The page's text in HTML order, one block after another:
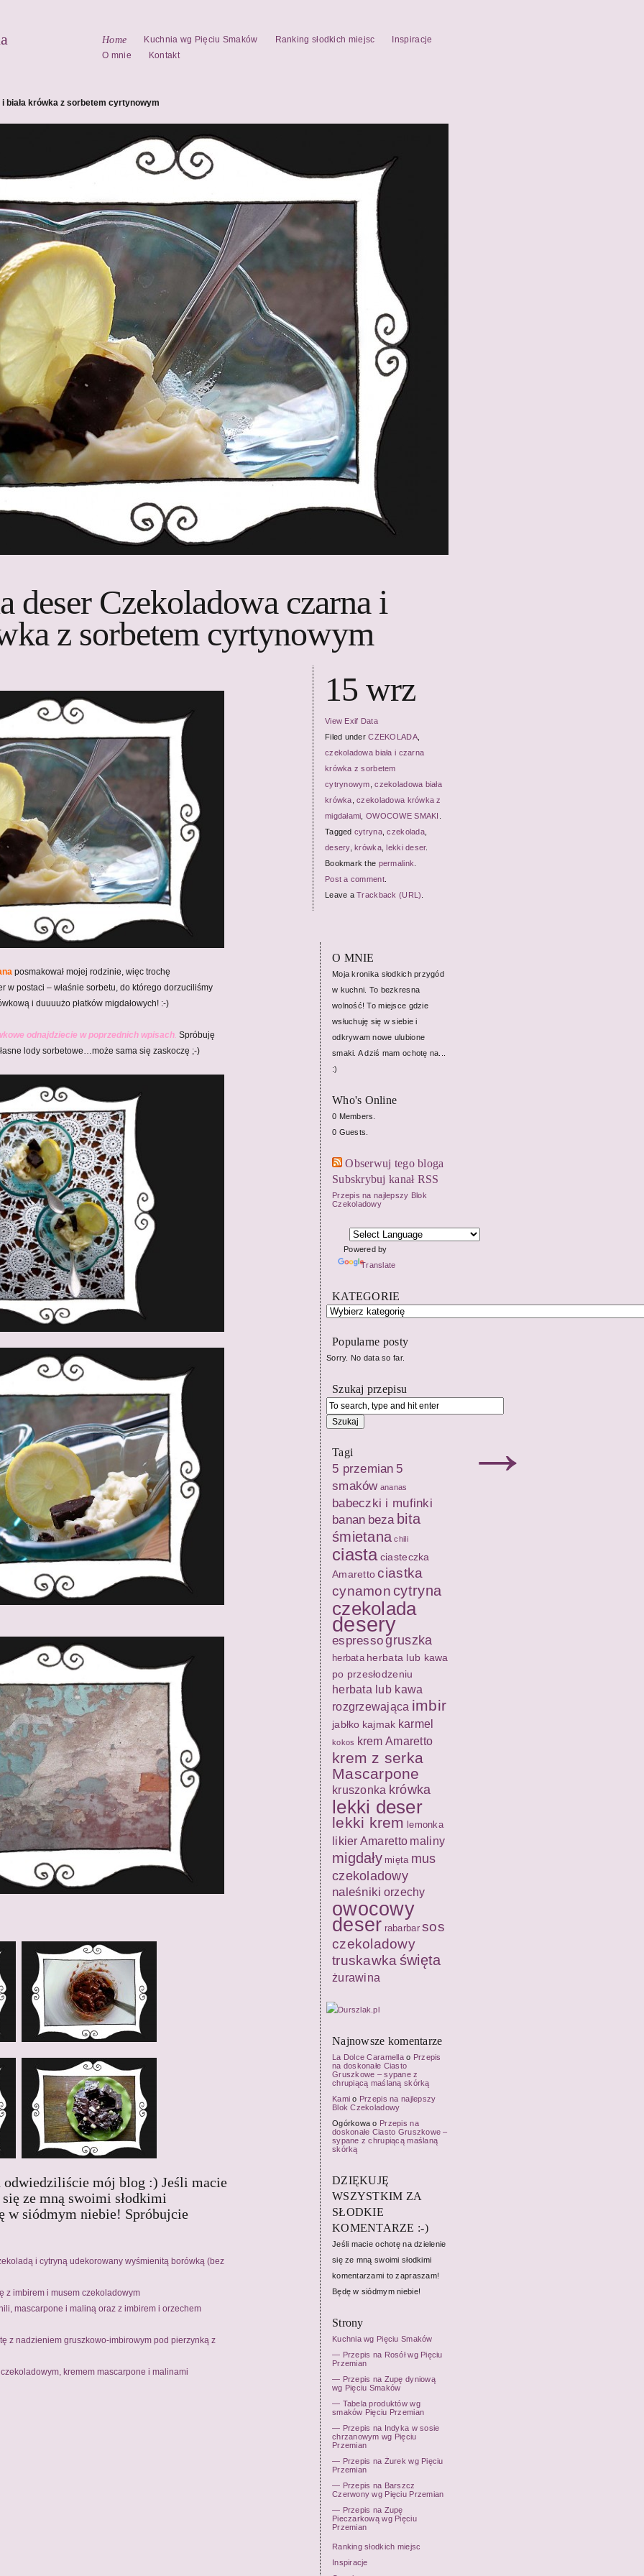
Home Kuchnia wg Pięciu Smaków Ranking słodkich miejsc
Inspiracje
O mnie
Kontakt
biała krówka z sorbetem cyrtynowym
→
deser Czekoladowa czarna i
z sorbetem cyrtynowym
15 wrz
View Exif Data
Filed underCZEKOLADA,
czekoladowa biała i czarna
krówka z sorbetem
cytrynowym ,czekoladowa biała
krówka ,czekoladowa krówka z
migdałami ,OWOCOWE SMAKI
Tagged cytryna,czekolada,
desery,krówka,lekki deser.
Bookmark the permalink
Post a comment.
Leave aTrackback (URL)
posmakował mojej rodzinie, więc trochę
w postaci – właśnie sorbetu, do którego dorzuciliśmy
i duuuużo płatków migdałowych! :-)
odnajdziecie w poprzednich wpisach. Spróbuję
lody sorbetowe…może sama się zaskoczę ;-)
odwiedziliście mój blog :) Jeśli macie
ze mną swoimi słodkimi
w siódmym niebie! Spróbujcie
i cytryną udekorowany wyśmienitą borówką (bez
z imbirem i musem czekoladowym
mascarpone i maliną oraz z imbirem i orzechem
z nadzieniem gruszkowo-imbirowym pod pierzynką z
kremem mascarpone i malinami
O MNIE
Moja kronika słodkich przygód
w kuchni. To bezkresna
wolność! To miejsce gdzie
wsłuchuję się w siebie i
odkrywam nowe ulubione
smaki. A dziś mam ochotę na...
:)
Who's Online
0 Members.
0 Guests.
Obserwuj tego bloga
Subskrybuj kanał RSS
Przepis na najlepszy Blok
Czekoladowy
Powered by
Translate
KATEGORIE
Popularne posty
Sorry. No data so far.
Szukaj przepisu
Tagi
5 przemian 5
smaków ananas
babeczki i mufinki
banan beza bita
śmietana chili
ciasta ciasteczka
Amaretto ciastka
cynamon cytryna
czekolada
desery
espressogruszka
herbata herbata lub kawa
po przesłodzeniu
herbata lub kawa
rozgrzewająca imbir
jabłko kajmak karmel
kokos krem Amaretto
krem z serka
Mascarpone
kruszonka krówka
lekki deser
lekki krem lemonka
likier Amaretto maliny
migdały mięta mus
czekoladowy
naleśniki orzechy
owocowy
deser rabarbar sos
czekoladowy
truskawka święta
żurawina
Najnowsze komentarze
La Dolce Caramellao Przepis
na doskonałe Ciasto
Gruszkowe – sypane z
chrupiącą maślaną skórką
Kami o Przepis na najlepszy
Blok Czekoladowy
Ogórkowa o Przepis na
doskonałe Ciasto Gruszkowe –
sypane z chrupiącą maślaną
skórką
DZIĘKUJĘ
WSZYSTKIM ZA
SŁODKIE
KOMENTARZE :-)
Jeśli macie ochotę na dzielenie
się ze mną swoimi słodkimi
komentarzami to zapraszam!
Będę w siódmym niebie!
Strony
Kuchnia wg Pięciu Smaków
Przepis na Rosół wg Pięciu
Przemian
Przepis na Zupę dyniową
wg Pięciu Smaków
Tabela produktów wg
smaków Pięciu Przemian
Przepis na Indyka w sosie
chrzanowym wg Pięciu
Przemian
Przepis na Żurek wg Pięciu
Przemian
Przepis na Barszcz
Czerwony wg Pięciu Przemian
Przepis na Zupę
Pieczarkową wg Pięciu
Przemian
Ranking słodkich miejsc
Inspiracje